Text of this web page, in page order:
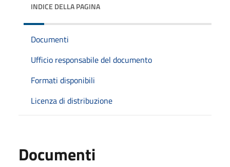
INDICE DELLA PAGINA
Documenti
Ufficio responsabile del documento
Formati disponibili
Licenza di distribuzione
Documenti